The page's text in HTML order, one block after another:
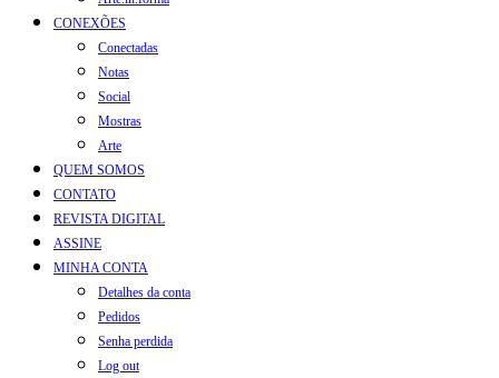
CONEXÕES
Conectadas
Notas
Social
Mostras
Arte
QUEM SOMOS
CONTATO
REVISTA DIGITAL
ASSINE
MINHA CONTA
Detalhes da conta
Pedidos
Senha perdida
Log out